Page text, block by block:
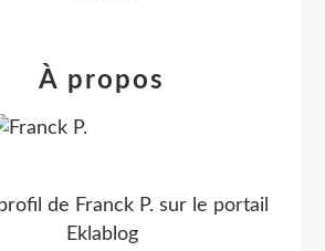
À propos
de Franck P. sur le portail
Eklablog